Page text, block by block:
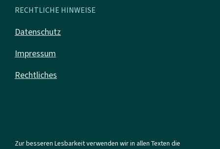
RECHTLICHE HINWEISE
Datenschutz
Impressum
Rechtliches
Zur besseren Lesbarkeit verwenden wir in allen Texten die